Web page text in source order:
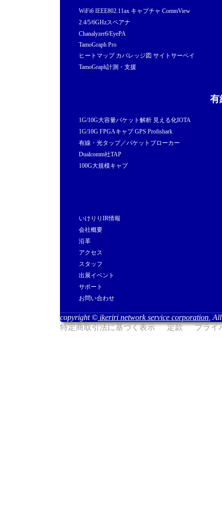
WiFi6 IEEE802.11ax キャプチャ CommView
2.4/5/6GHzスペアナ
Chanalyzer6/EyePA
TamoGraph Pro
ヒートマップ カバレッジ図 サイトサーベイ
TamoGraph計測・支援
有
1G/10G大容量パケット解析 見える化IOTA
1G/10G FPGAキャプ GPS Profishark
有線・光タップ／パケットブローカー
Dualcomm社TAP
100G大規模キャプ
いけりりIR情報
会社概要
沿革
アクセス
スタッフ
出展イベント
サポート
お問い合わせ
copyright © ikeriri network service corporation ,
特定商取引法に基づく表示
定款 プライ